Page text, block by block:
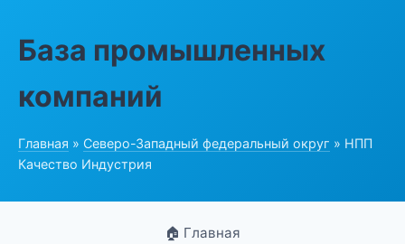
База промышленных
компаний
Главная » Северо-Западный федеральный округ » НПП
Качество Индустрия
🏠 Главная